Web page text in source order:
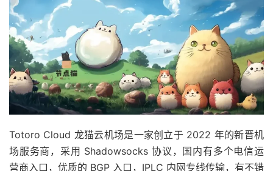
Totoro Cloud 龙猫云机场是一家创立于 2022 年的新晋机
场服务商，采用 Shadowsocks 协议，国内有多个电信运
营商入口，优质的 BGP 入口，IPLC 内网专线传输，有不错